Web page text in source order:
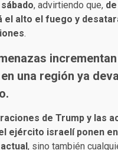
sábado, advirtiendo que,
el alto el fuego y
.
una región ya
de Trump y las
ejército israelí ponen
, sino también